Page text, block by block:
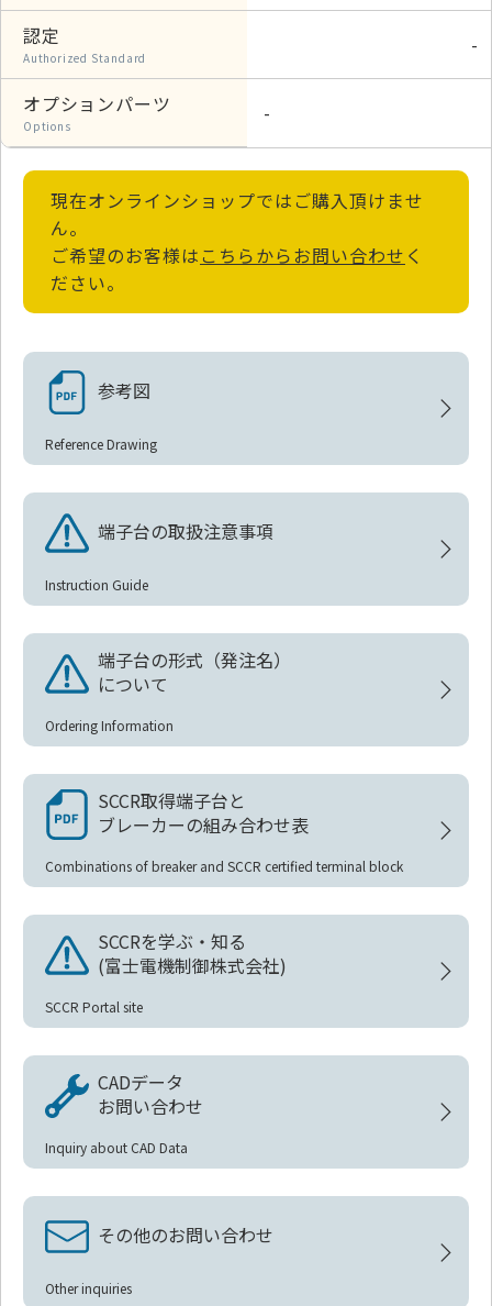
認定
Authorized Standard
-
オプションパーツ
Options
-
現在オンラインショップではご購入頂けませ
ん。
ご希望のお客様は こちらからお問い合わせ く
ださい。
参考図
Reference Drawing
端子台の取扱注意事項
Instruction Guide
端子台の形式（発注名）
について
Ordering Information
SCCR取得端子台と
ブレーカーの組み合わせ表
Combinations of breaker and SCCR certified terminal block
SCCRを学ぶ・知る
(富士電機制御株式会社)
SCCR Portal site
CADデータ
お問い合わせ
Inquiry about CAD Data
その他のお問い合わせ
Other inquiries